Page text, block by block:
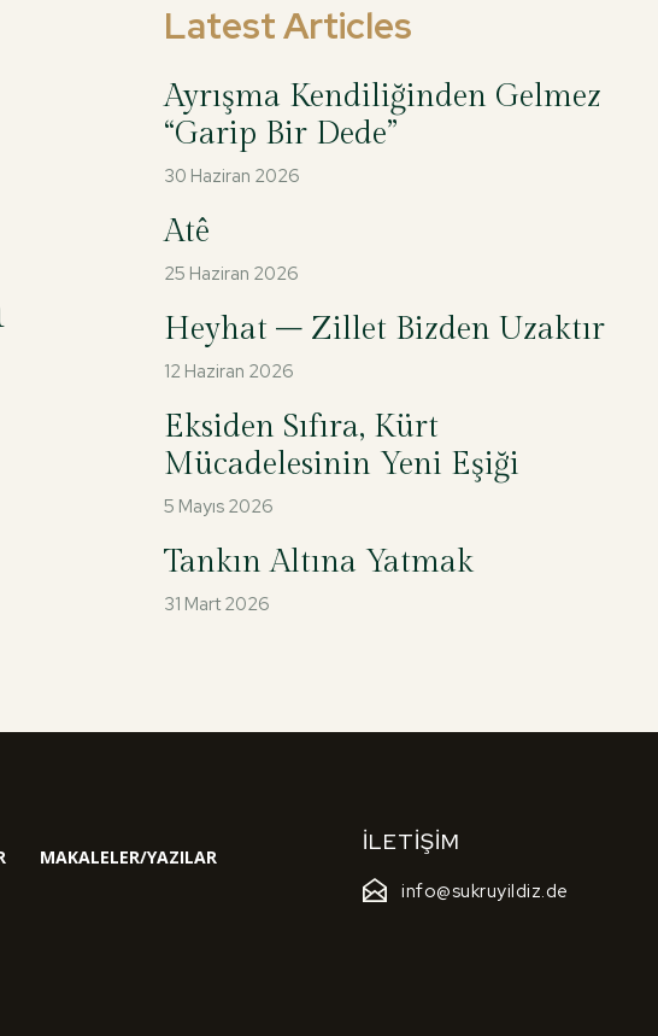
Latest Articles
Ayrışma Kendiliğinden Gelmez
“Garip Bir Dede”
30 Haziran 2026
Atê
25 Haziran 2026
Heyhat – Zillet Bizden Uzaktır
12 Haziran 2026
Eksiden Sıfıra, Kürt
Mücadelesinin Yeni Eşiği
5 Mayıs 2026
Tankın Altına Yatmak
31 Mart 2026
MAKALELER/YAZILAR
İLETIŞIM
info@sukruyildiz.de